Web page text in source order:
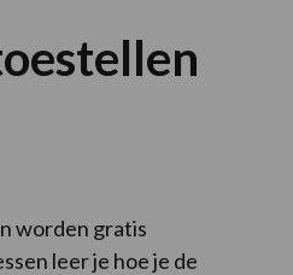
worden gratis
leer je hoe je de